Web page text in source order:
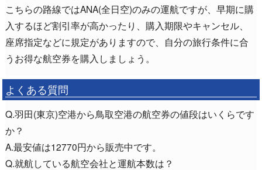
こちらの路線ではANA(全日空)のみの運航ですが、早期に購
入するほど割引率が高かったり、購入期限やキャンセル、
座席指定などに規定がありますので、自分の旅行条件に合
うお得な航空券を購入しましょう。
よくある質問
Q.羽田(東京)空港から鳥取空港の航空券の値段はいくらです
か？
A.最安値は12770円から販売中です。
Q.就航している航空会社と運航本数は？